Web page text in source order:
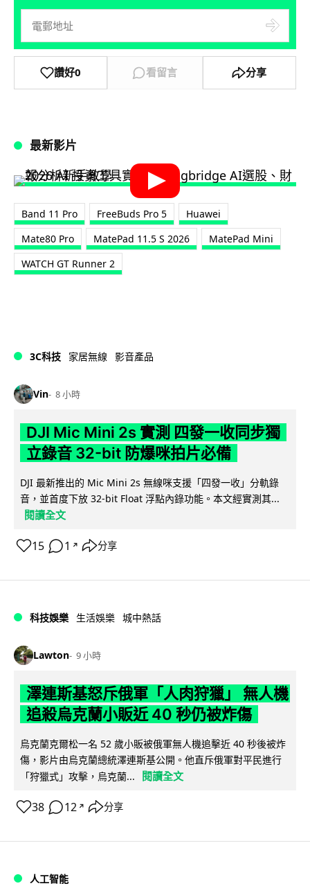
讚好0 看留言 分享
最新影片
Band 11 Pro FreeBuds Pro 5
Huawei
Mate80 Pro
MatePad 11.5 S 2026
MatePad Mini
WATCH GT Runner 2
3C科技 家居無線 影音產品
Vin 8 小時
DJI Mic Mini 2s 實測 四發一收同步獨
立錄音 32-bit 防爆咪拍片必備
DJI 最新推出的 Mic Mini 2s 無線咪支援「四發一收」分軌錄
音，並首度下放 32-bit Float 浮點內錄功能。本文經實測其...
閱讀全文
15 1 ↗ 分享
科技娛樂 生活娛樂 城中熱話
Lawton 9 小時
澤連斯基怒斥俄軍「人肉狩獵」 無人機
追殺烏克蘭小販近 40 秒仍被炸傷
烏克蘭克爾松一名 52 歲小販被俄軍無人機追擊近 40 秒後被炸
傷，影片由烏克蘭總統澤連斯基公開。他直斥俄軍對平民進行
「狩獵式」攻擊，烏克蘭...
閱讀全文
38 12 ↗ 分享
人工智能